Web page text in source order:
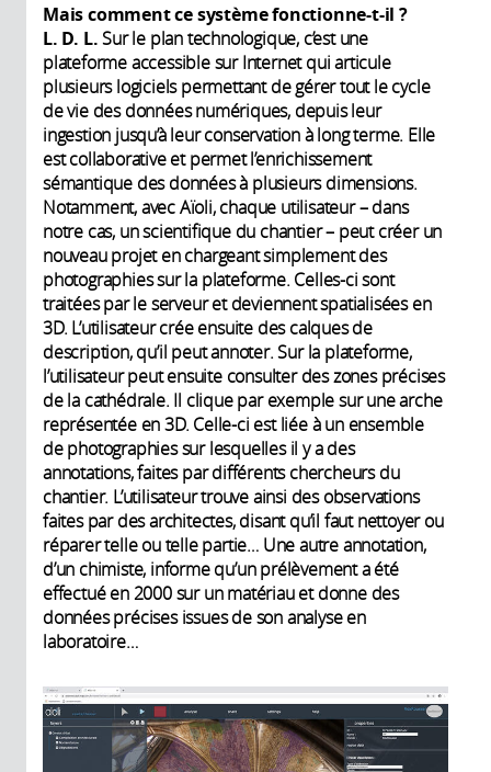
Mais comment ce système fonctionne-t-il ?
L. D. L.Sur le plan technologique, c’est une
plateforme accessible sur Internet qui articule
plusieurs logiciels permettant de gérer tout le cycle
de vie des données numériques, depuis leur
ingestion jusqu’à leur conservation à long terme. Elle
est collaborative et permet l’enrichissement
sémantique des données à plusieurs dimensions.
Notamment, avec Aïoli, chaque utilisateur – dans
notre cas, un scientifique du chantier – peut créer un
nouveau projet en chargeant simplement des
photographies sur la plateforme. Celles-ci sont
traitées par le serveur et deviennent spatialisées en
3D. L’utilisateur crée ensuite des calques de
description, qu’il peut annoter. Sur la plateforme,
l’utilisateur peut ensuite consulter des zones précises
de la cathédrale. Il clique par exemple sur une arche
représentée en 3D. Celle-ci est liée à un ensemble
de photographies sur lesquelles il y a des
annotations, faites par différents chercheurs du
chantier. L’utilisateur trouve ainsi des observations
faites par des architectes, disant qu’il faut nettoyer ou
réparer telle ou telle partie… Une autre annotation,
d’un chimiste, informe qu’un prélèvement a été
effectué en 2000 sur un matériau et donne des
données précises issues de son analyse en
laboratoire…